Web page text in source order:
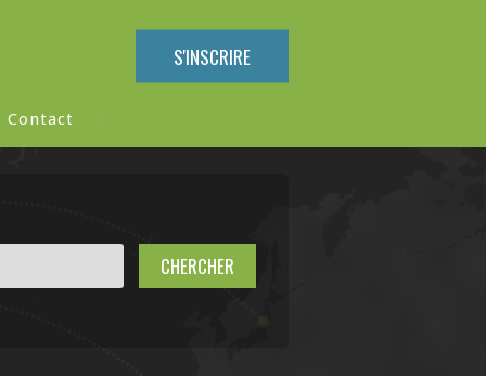
Contact
S'INSCRIRE